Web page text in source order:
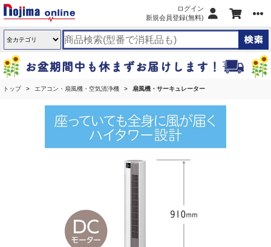
ログイン
新規会員登録(無料)
トップ エアコン・扇風機・空気清浄機 扇風機・サーキュレーター